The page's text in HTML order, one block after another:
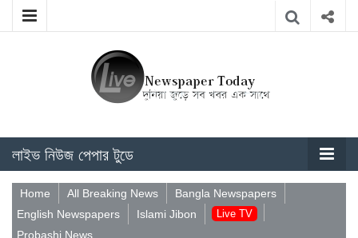
লাইভ নিউজ পেপার টুডে
Home All Breaking News
Bangla Newspapers
English Newspapers
Islami Jibon Live TV
Probashi News